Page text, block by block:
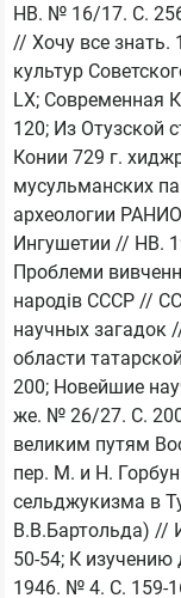
НВ. № 16/17. С.
// Хочу все знать.
культур
LX; Современная
120; Из Отузской
Конии 729 г.
мусульманских
археологии
Ингушетии // НВ.
Проблеми
народiв СССР //
научных загадок
области
200; Новейшие
же. № 26/27. С.
великим путям
пер. М. и Н.
сельджукизма в
В.В.Бартольда) //
50-54; К
1946. № 4. С. 159-